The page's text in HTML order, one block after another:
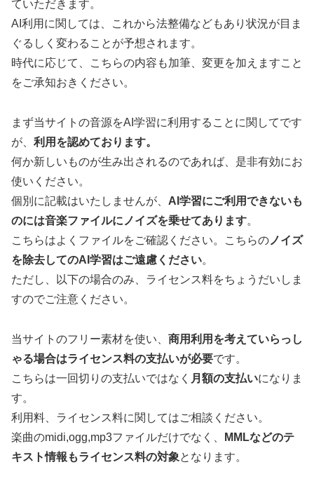
ていただきます。
AI利用に関しては、これから法整備などもあり状況が目ま
ぐるしく変わることが予想されます。
時代に応じて、こちらの内容も加筆、変更を加えますこと
をご承知おきください。
まず当サイトの音源をAI学習に利用することに関してです
が、 利用を認めております。
何か新しいものが生み出されるのであれば、是非有効にお
使いください。
個別に記載はいたしませんが、 AI学習にご利用できないも
のには音楽ファイルにノイズを乗せてあります。
こちらはよくファイルをご確認ください。こちらの ノイズ
を除去してのAI学習はご遠慮ください。
ただし、以下の場合のみ、ライセンス料をちょうだいしま
すのでご注意ください。
当サイトのフリー素材を使い、 商用利用を考えていらっし
ゃる場合はライセンス料の支払いが必要です。
こちらは一回切りの支払いではなく 月額の支払いになりま
す。
利用料、ライセンス料に関してはご相談ください。
楽曲のmidi,ogg,mp3ファイルだけでなく、
MMLなどのテ
キスト情報もライセンス料の対象となります。